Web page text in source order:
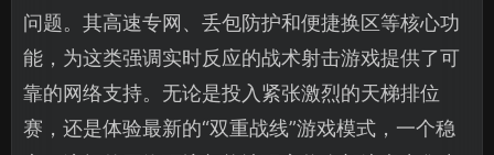
问题。其高速专网、丢包防护和便捷换区等核心功
能，为这类强调实时反应的战术射击游戏提供了可
靠的网络支持。无论是投入紧张激烈的天梯排位
赛，还是体验最新的“双重战线”游戏模式，一个稳